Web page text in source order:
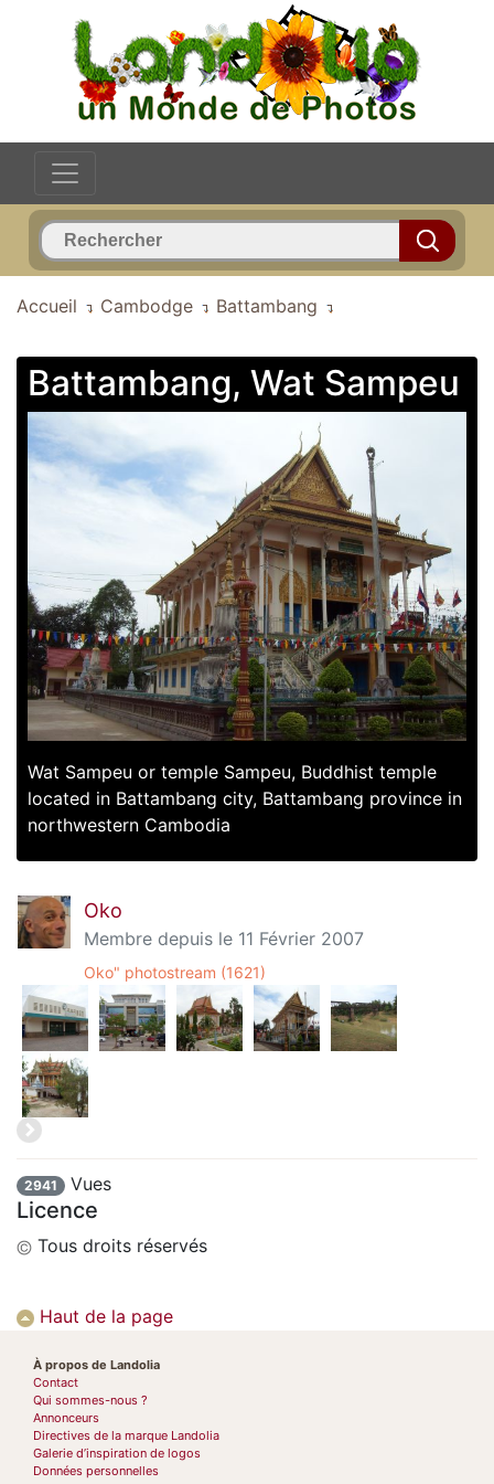
Accueil Cambodge Battambang
Battambang, Wat Sampeu
Wat Sampeu or temple Sampeu, Buddhist temple
located in Battambang city, Battambang province in
northwestern Cambodia
Oko
Membre depuis le 11 Février 2007
Oko" photostream (1621)
2941 Vues
Licence
Tous droits réservés
Haut de la page
À propos de Landolia
Contact
Qui sommes-nous ?
Annonceurs
Directives de la marque Landolia
Galerie d’inspiration de logos
Données personnelles